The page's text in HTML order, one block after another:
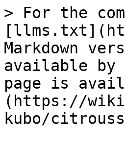
> For the
Markdown
available by
page is
(https://
kubo/